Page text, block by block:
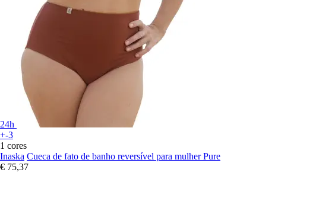
24h
+-3
1 cores
Inaska Cueca de fato de banho reversível para mulher Pure
€ 75,37